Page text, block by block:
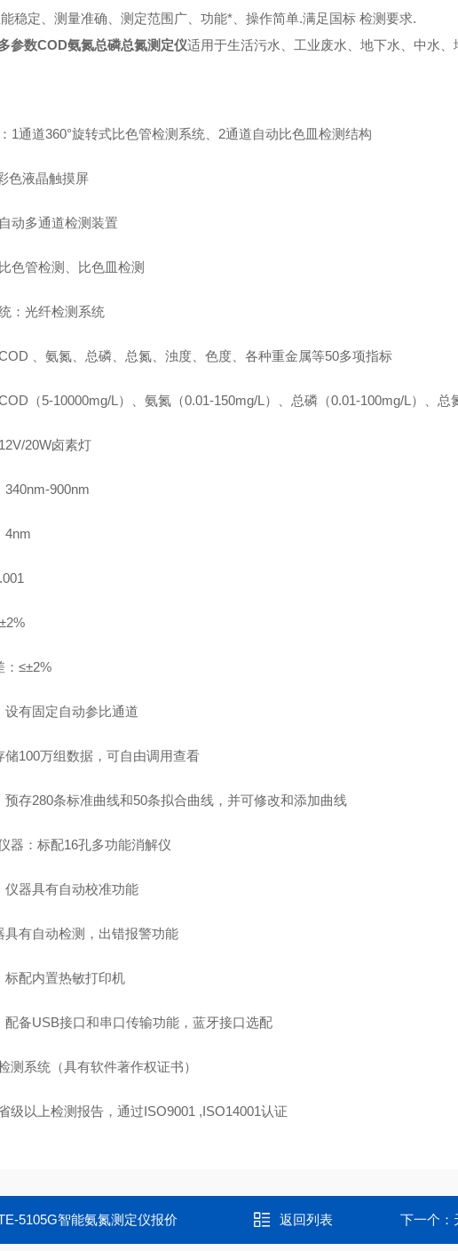
稳定、测量准确、测定范围广、功能*、操作简单.满足国标检测要求.
参数COD氨氮总磷总氮测定仪适用于生活污水、工业废水、地下水、中水
1通道360°旋转式比色管检测系统、2通道自动比色皿检测结构
色液晶触摸屏
动多通道检测装置
色管检测、比色皿检测
：光纤检测系统
、氨氮、总磷、总氮、浊度、色度、各种重金属等50多项指标
（5-10000mg/L）、氨氮（0.01-150mg/L）、总磷（0.01-100mg/L）、总
12V/20W卤素灯
340nm-900nm
4nm
≤±2%
设有固定自动参比通道
储100万组数据，可自由调用查看
预存280条标准曲线和50条拟合曲线，并可修改和添加曲线
器： 标配16孔多功能消解仪
仪器具有自动校准功能
具有自动检测，出错报警功能
标配内置热敏打印机
配备USB接口和串口传输功能，蓝牙接口选配
测系统（具有软件著作权证书）
级以上检测报告，通过ISO9001 ,ISO14001认证
5105G智能氨氮测定仪报价 返回列表 下一个：